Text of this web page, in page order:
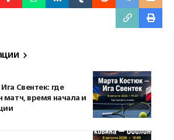
Свентек: где
матч, время начала и